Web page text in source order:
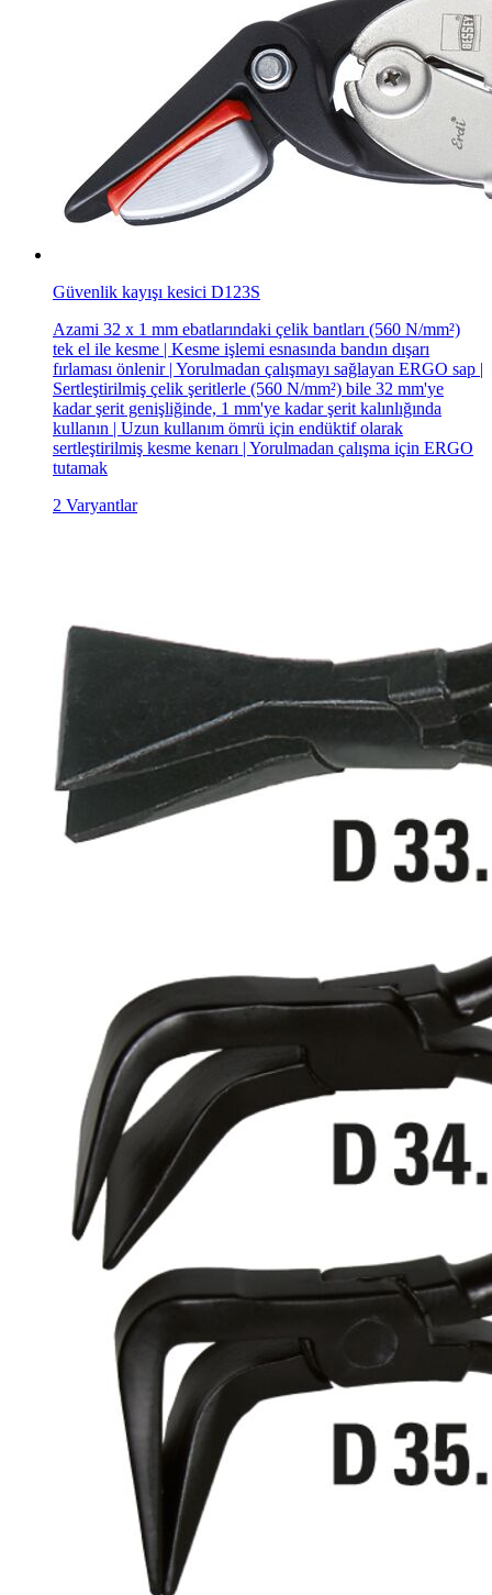
Güvenlik kayışı kesici D123S
Azami 32 x 1 mm ebatlarındaki çelik bantları (560 N/mm²)
tek el ile kesme | Kesme işlemi esnasında bandın dışarı
fırlaması önlenir | Yorulmadan çalışmayı sağlayan ERGO sap |
Sertleştirilmiş çelik şeritlerle (560 N/mm²) bile 32 mm'ye
kadar şerit genişliğinde, 1 mm'ye kadar şerit kalınlığında
kullanın | Uzun kullanım ömrü için endüktif olarak
sertleştirilmiş kesme kenarı | Yorulmadan çalışma için ERGO
tutamak
2 Varyantlar